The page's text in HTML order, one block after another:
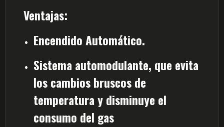
Ventajas:
Encendido Automático.
Sistema automodulante, que evita
los cambios bruscos de
temperatura y disminuye el
consumo del gas